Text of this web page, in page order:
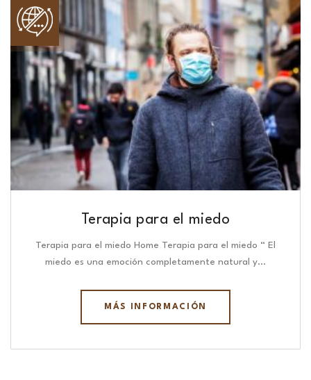
Terapia para el miedo
Terapia para el miedo Home Terapia para el miedo “ El
miedo es una emoción completamente natural y…
MÁS INFORMACIÓN